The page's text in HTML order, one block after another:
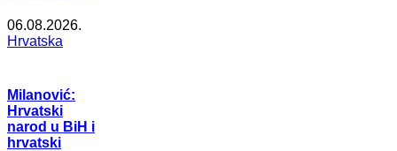
06.08.2026.
Hrvatska
Milanović:
Hrvatski
narod u BiH i
hrvatski